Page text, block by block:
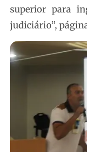
superior para
judiciário”,